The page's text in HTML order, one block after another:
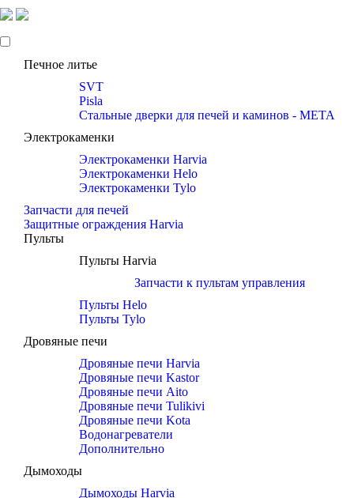
Печное литье
SVT
Pisla
Стальные дверки для печей и каминов - META
Электрокаменки
Электрокаменки Harvia
Электрокаменки Helo
Электрокаменки Tylo
Запчасти для печей
Защитные ограждения Harvia
Пульты
Пульты Harvia
Запчасти к пультам управления
Пульты Helo
Пульты Tylo
Дровяные печи
Дровяные печи Harvia
Дровяные печи Kastor
Дровяные печи Aito
Дровяные печи Tulikivi
Дровяные печи Kota
Водонагреватели
Дополнительно
Дымоходы
Дымоходы Harvia